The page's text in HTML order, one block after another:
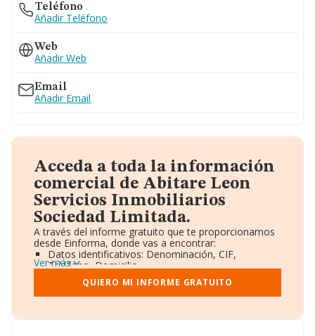
Teléfono
Añadir Teléfono
Web
Añadir Web
Email
Añadir Email
Acceda a toda la información
comercial de Abitare Leon
Servicios Inmobiliarios
Sociedad Limitada.
A través del informe gratuito que te proporcionamos
desde Einforma, donde vas a encontrar:
Datos identificativos: Denominación, CIF,
Teléfono, Domicilio.
Informe Mercantil Completo (BORME).
Gráficos de Evolución Ventas y Empleados.
Consejo de Administración y Administradores.
Accionistas.
Ver más
QUIERO MI INFORME GRATUITO